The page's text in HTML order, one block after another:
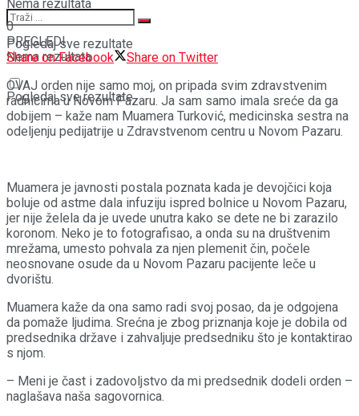
Nema rezultata
Pogledaj sve rezultate
Nema rezultata
Pogledaj sve rezultate
0
PREGLEDI
Share on Facebook
Share on Twitter
OVAJ orden nije samo moj, on pripada svim zdravstvenim
radnicima u Novom Pazaru. Ja sam samo imala sreće da ga
dobijem – kaže nam Muamera Turković, medicinska sestra na
odeljenju pedijatrije u Zdravstvenom centru u Novom Pazaru.
Muamera je javnosti postala poznata kada je devojčici koja
boluje od astme dala infuziju ispred bolnice u Novom Pazaru,
jer nije želela da je uvede unutra kako se dete ne bi zarazilo
koronom. Neko je to fotografisao, a onda su na društvenim
mrežama, umesto pohvala za njen plemenit čin, počele
neosnovane osude da u Novom Pazaru pacijente leče u
dvorištu.
Muamera kaže da ona samo radi svoj posao, da je odgojena
da pomaže ljudima. Srećna je zbog priznanja koje je dobila od
predsednika države i zahvaljuje predsedniku što je kontaktirao
s njom.
– Meni je čast i zadovoljstvo da mi predsednik dodeli orden –
naglašava naša sagovornica.